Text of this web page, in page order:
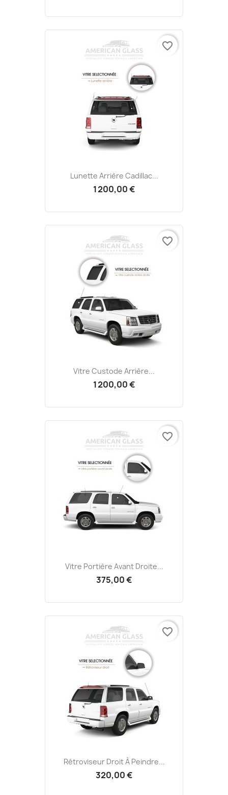
Lunette Arrière Cadillac...
1 200,00 €
favorite_border
Vitre Custode Arrière...
1 200,00 €
favorite_border
Vitre Portière Avant Droite...
375,00 €
favorite_border
Rétroviseur Droit À Peindre...
320,00 €
favorite_border